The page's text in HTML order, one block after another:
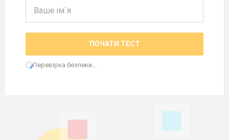
ПОЧАТИ ТЕСТ
Перевірка безпеки...